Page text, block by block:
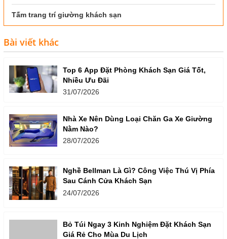
Tấm trang trí giường khách sạn
Bài viết khác
Top 6 App Đặt Phòng Khách Sạn Giá Tốt,
Nhiều Ưu Đãi
31/07/2026
Nhà Xe Nên Dùng Loại Chăn Ga Xe Giường
Nằm Nào?
28/07/2026
Nghề Bellman Là Gì? Công Việc Thú Vị Phía
Sau Cánh Cửa Khách Sạn
24/07/2026
Bỏ Túi Ngay 3 Kinh Nghiệm Đặt Khách Sạn
Giá Rẻ Cho Mùa Du Lịch